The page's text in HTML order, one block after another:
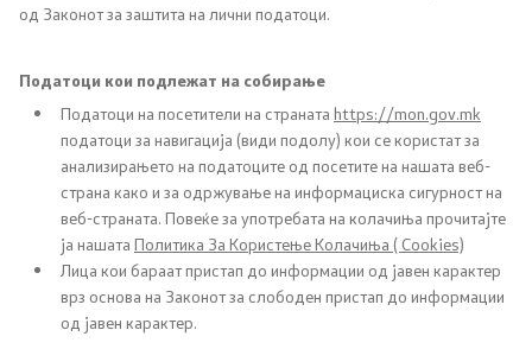
Кодекс за административни службеници
Заштитено внатрешно пријавување
Интегритет, судир на интереси и примање подароци
Службеник за млади
Односи со јавност
Соопштенија
од Законот за заштита на лични податоци.
Податоци кои подлежат на собирање
Податоци на посетители на страната https://mon.gov.mk
податоци за навигација (види подолу) кои се користат за
анализирањето на податоците од посетите на нашата веб-
страна како и за одржување на информациска сигурност на
веб-страната. Повеќе за употребата на колачиња прочитајте
ја нашата Политика За Користење Колачиња ( Cookies)
Лица кои бараат пристап до информации од јавен карактер
врз основа на Законот за слободен пристап до информации
од јавен карактер.